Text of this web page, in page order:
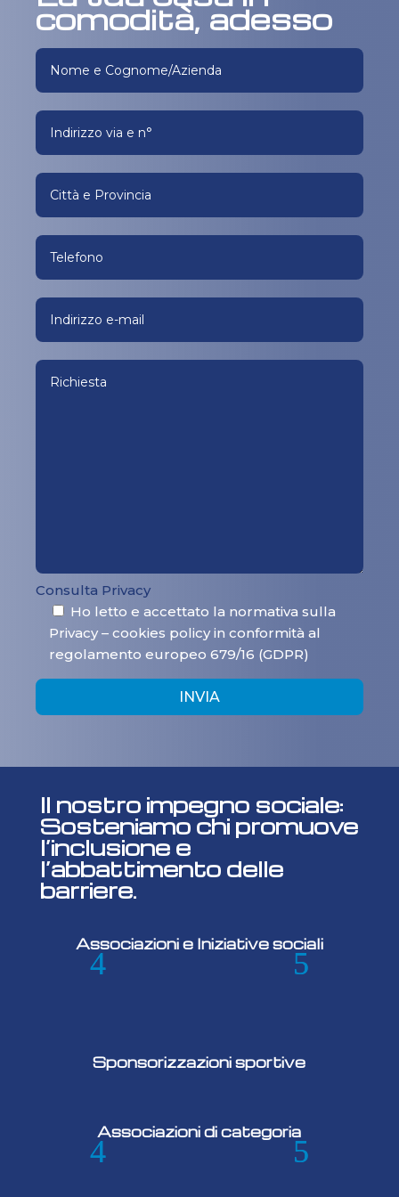
comodità, adesso
Consulta Privacy
Ho letto e accettato la normativa sulla
Privacy – cookies policy in conformità al
regolamento europeo 679/16 (GDPR)
INVIA
Il nostro impegno sociale:
Sosteniamo chi promuove
l’inclusione e
l’abbattimento delle
barriere.
Associazioni e Iniziative sociali
Sponsorizzazioni sportive
Associazioni di categoria